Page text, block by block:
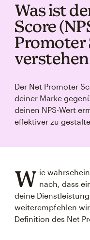
Was ist
Score
Promoter
verstehen
Der Net Promoter
deiner Marke
deinen NPS‑Wert
effektiver zu
W ie
nach, dass
deine
weiterempfehlen
Definition des Net